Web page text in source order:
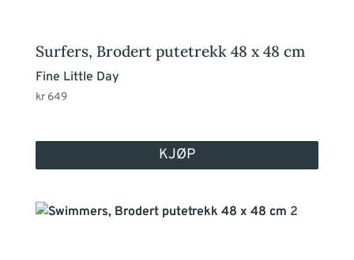
Surfers, Brodert putetrekk 48 x 48 cm
Fine Little Day
kr649
KJØP